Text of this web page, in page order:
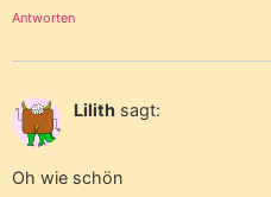
Antworten
Lilith sagt:
Oh wie schön